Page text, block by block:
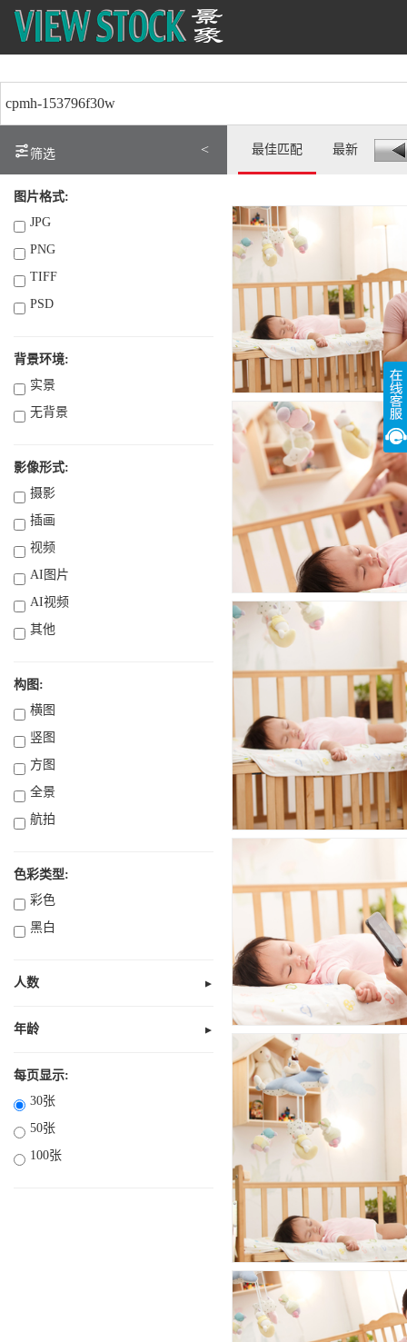
筛选 <
图片格式:
JPG
PNG
TIFF
PSD
背景环境:
实景
无背景
影像形式:
摄影
插画
视频
AI图片
AI视频
其他
构图:
横图
竖图
方图
全景
航拍
色彩类型:
彩色
黑白
人数 ▼
1人
3人
4人
多人
年龄 ▼
全部10岁以下
部分18岁以下
全部18岁以下
18岁以上
每页显示:
30张
50张
100张
最佳匹配 最新